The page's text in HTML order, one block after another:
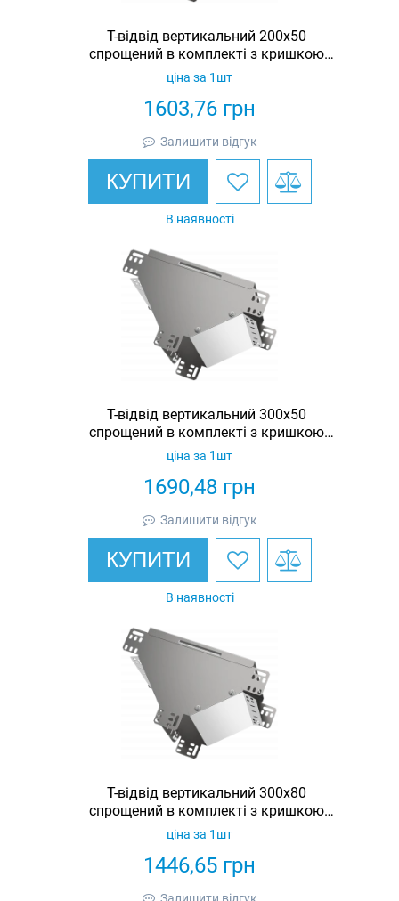
Т-відвід вертикальний 200х50
спрощений в комплекті з кришкою
IEK
1603,76 грн
ціна за 1шт
Залишити відгук
КУПИТИ
В наявності
Т-відвід вертикальний 300х50
спрощений в комплекті з кришкою
IEK
1690,48 грн
ціна за 1шт
Залишити відгук
КУПИТИ
В наявності
Т-відвід вертикальний 300х80
спрощений в комплекті з кришкою
IEK
1446,65 грн
ціна за 1шт